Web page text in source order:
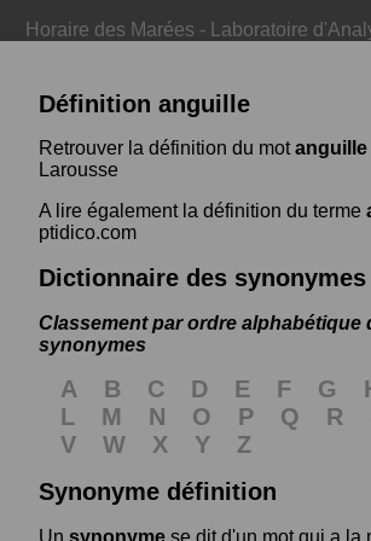
Horaire des Marées - Laboratoire
Définition anguille
Retrouver la définition du motanguille
Larousse
A lire également la définition du terme
ptidico.com
Dictionnaire des synonymes
Classement par ordre alphabétique
synonymes
A B C D E F G
L
M N O P Q R
V
W X Y
Z
Synonyme définition
Un synonyme se dit d'un mot qui a la